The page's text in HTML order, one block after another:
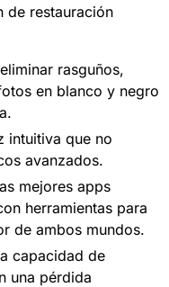
de restauración
rasguños,
en blanco y negro
intuitiva que no
avanzados.
mejores apps
herramientas para
de ambos mundos.
capacidad de
una pérdida